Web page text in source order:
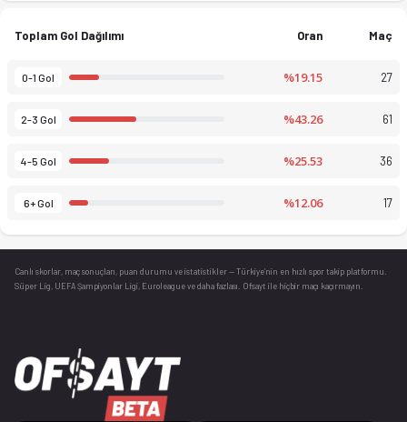
Toplam Gol Dağılımı Oran Maç
0-1 Gol %19.15 27
2-3 Gol %43.26 61
4-5 Gol %25.53 36
6+ Gol %12.06 17
Canlı skorlar , maç sonuçları, puan durumu ve istatistikler — Türkiye’nin en hızlı spor takip platformu.
Süper Lig, UEFA Şampiyonlar Ligi, Euroleague ve daha fazlası. Ofsayt ile hiçbir maçı kaçırmayın.